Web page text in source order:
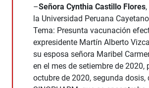
–Señora Cynthia Castillo Flores
la Universidad Peruana
Tema: Presunta vacunación
expresidente Martín Alberto
su esposa señora Maribel
en el mes de setiembre de 2020,
octubre de 2020, segunda dosis,